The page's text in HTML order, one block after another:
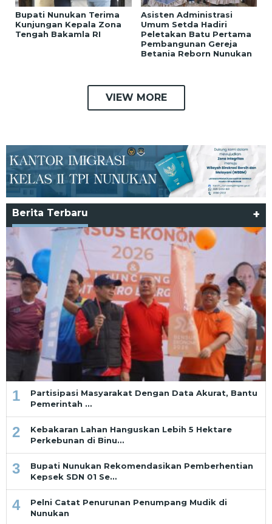
Bupati Nunukan Terima
Kunjungan Kepala Zona
Tengah Bakamla RI
Asisten Administrasi
Umum Setda Hadiri
Peletakan Batu Pertama
Pembangunan Gereja
Betania Reborn Nunukan
VIEW MORE
Berita Terbaru +
1
Partisipasi Masyarakat Dengan Data Akurat, Bantu
Pemerintah …
2
Kebakaran Lahan Hanguskan Lebih 5 Hektare
Perkebunan di Binu…
3
Bupati Nunukan Rekomendasikan Pemberhentian
Kepsek SDN 01 Se…
4
Pelni Catat Penurunan Penumpang Mudik di
Nunukan